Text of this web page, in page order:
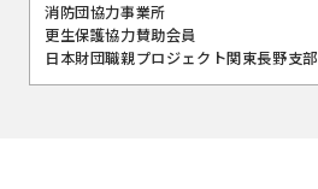
消防団協力事業所
更生保護協力賛助会員
日本財団職親プロジェクト関東長野支部